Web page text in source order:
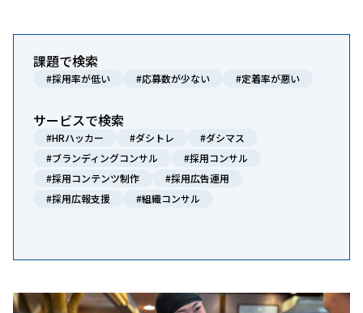
課題で検索
#採用率が低い #応募数が少ない #定着率が悪い
サービスで検索
#HRハッカー #ダシトレ
#ダシマス
#ブランディングコンサル
#採用コンサル
#採用コンテンツ制作
#採用広告運用
#採用広報支援
#組織コンサル